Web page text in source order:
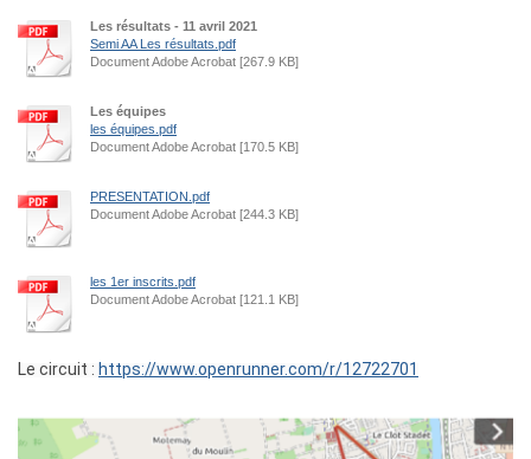
Les résultats - 11 avril 2021
Semi AA Les résultats.pdf
Document Adobe Acrobat [267.9 KB]
Les équipes
les équipes.pdf
Document Adobe Acrobat [170.5 KB]
PRESENTATION.pdf
Document Adobe Acrobat [244.3 KB]
les 1er inscrits.pdf
Document Adobe Acrobat [121.1 KB]
Le circuit : https://www.openrunner.com/r/12722701